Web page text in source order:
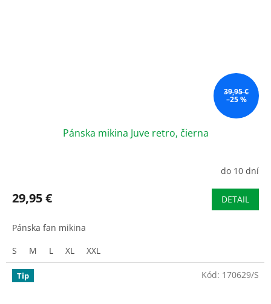
39,95 €
–25 %
Pánska mikina Juve retro, čierna
do 10 dní
29,95 € DETAIL
Pánska fan mikina
S
M L XL XXL
Tip Kód: 170629/S